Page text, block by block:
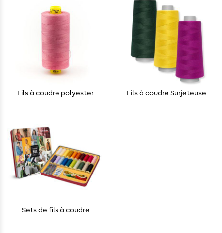
Fils à coudre polyester Fils à coudre Surjeteuse
Sets de fils à coudre